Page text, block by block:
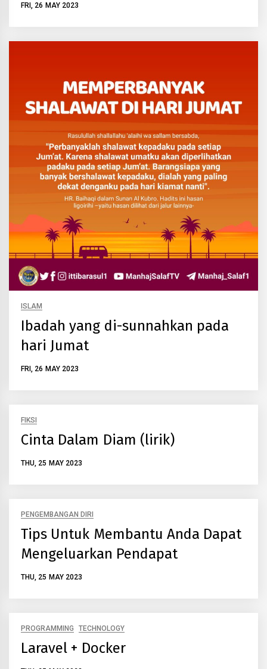
FRI, 26 MAY 2023
ISLAM
Ibadah yang di-sunnahkan pada
hari Jumat
FRI, 26 MAY 2023
FIKSI
Cinta Dalam Diam (lirik)
THU, 25 MAY 2023
PENGEMBANGAN DIRI
Tips Untuk Membantu Anda Dapat
Mengeluarkan Pendapat
THU, 25 MAY 2023
PROGRAMMING TECHNOLOGY
Laravel + Docker